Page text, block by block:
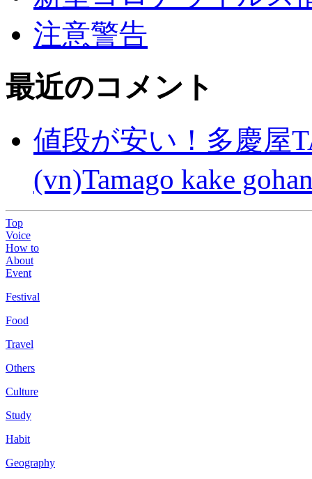
注意警告
最近のコメント
値段が安い！多慶屋
(vn)Tamago kake
Top
Voice
How to
About
Event
Festival
Food
Travel
Others
Culture
Study
Habit
Geography